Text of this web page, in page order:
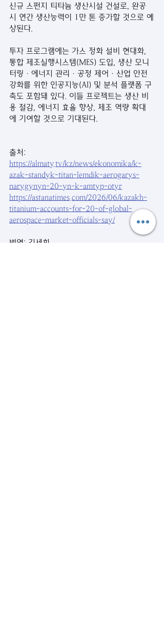
신규 스펀지 티타늄 생산시설 건설로, 완공
시 연간 생산능력이 1만 톤 증가할 것으로 예
상된다.
투자 프로그램에는 가스 정화 설비 현대화,
통합 제조실행시스템(MES) 도입, 생산 모니
터링·에너지 관리·공정 제어·산업 안전
강화를 위한 인공지능(AI) 및 분석 플랫폼 구
축도 포함돼 있다. 이들 프로젝트는 생산 비
용 절감, 에너지 효율 향상, 제조 역량 확대
에 기여할 것으로 기대된다.
출처:
https://almaty.tv/kz/news/ekonomika/k-
azak-standyk-titan-lemdik-aerogarys-
narygynyn-20-yn-k-amtyp-otyr
https://astanatimes.com/2026/06/kazakh-
titanium-accounts-for-20-of-global-
aerospace-market-officials-say/
번역: 김세희